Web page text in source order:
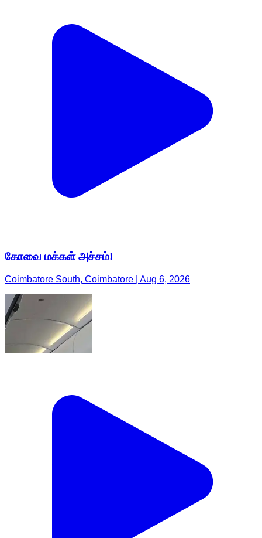
கோவை மக்கள் அச்சம்!
Coimbatore South, Coimbatore | Aug 6, 2026